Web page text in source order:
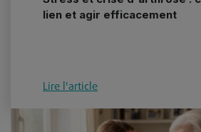
lien et agir efficacement
Lire l'article